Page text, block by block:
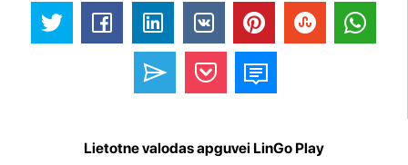
Lietotne valodas apguvei LinGo Play